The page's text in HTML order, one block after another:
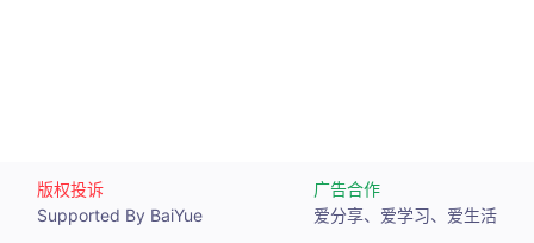
版权投诉
Supported By BaiYue
广告合作
爱分享、爱学习、爱生活